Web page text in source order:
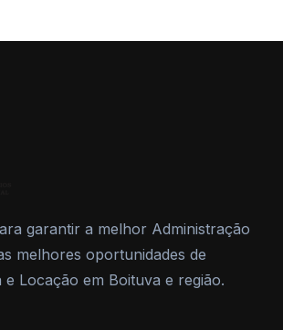
garantir a melhor Administração
melhores oportunidades de
e Locação em Boituva e região.